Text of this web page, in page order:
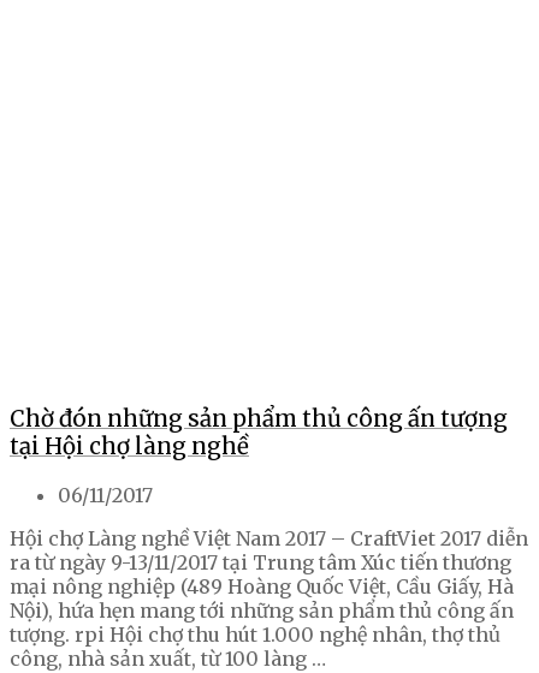
Chờ đón những sản phẩm thủ công ấn tượng
tại Hội chợ làng nghề
06/11/2017
Hội chợ Làng nghề Việt Nam 2017 – CraftViet 2017 diễn
ra từ ngày 9-13/11/2017 tại Trung tâm Xúc tiến thương
mại nông nghiệp (489 Hoàng Quốc Việt, Cầu Giấy, Hà
Nội), hứa hẹn mang tới những sản phẩm thủ công ấn
tượng. rpi Hội chợ thu hút 1.000 nghệ nhân, thợ thủ
công, nhà sản xuất, từ 100 làng …